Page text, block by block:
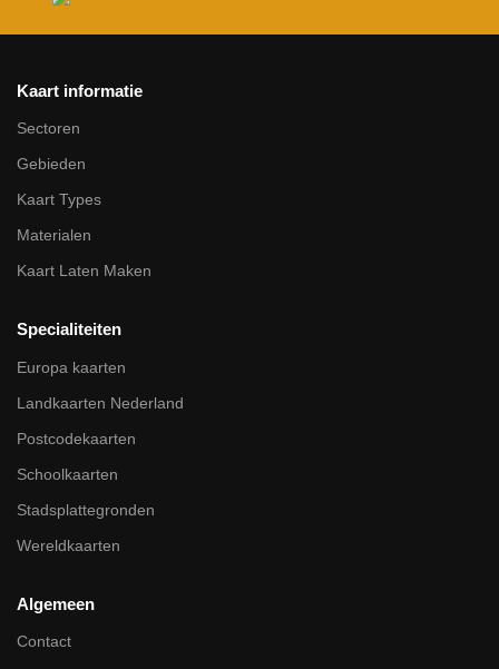
Kaart informatie
Sectoren
Gebieden
Kaart Types
Materialen
Kaart Laten Maken
Specialiteiten
Europa kaarten
Landkaarten Nederland
Postcodekaarten
Schoolkaarten
Stadsplattegronden
Wereldkaarten
Algemeen
Contact